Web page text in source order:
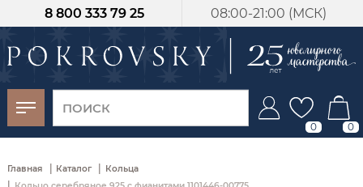
08:00-21:00 (МСК)
8 800 333 79 25
0 0
Главная | Каталог | Кольца
-30%
от 15 дней с
момента оплаты